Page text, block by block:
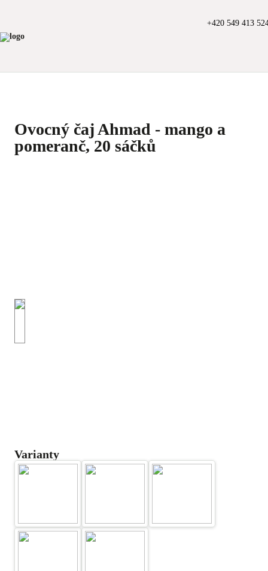
+420 549 413
Ovocný čaj Ahmad - mango a
pomeranč, 20 sáčků
Varianty